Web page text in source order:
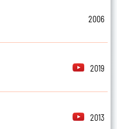
2006
2019
2013